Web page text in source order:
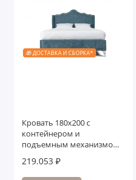
🎁 ДОСТАВКА И СБОРКА*
Кровать 180x200 с
контейнером и
подъемным механизмом
219.053 ₽